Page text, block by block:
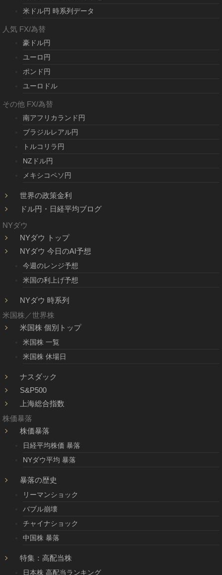
米ドル円 時系列データ
人気 FX/為替
豪ドル円
ユーロ円
ポンド円
ユーロドル
その他 FX/為替
南アフリカランド円
ブラジルレアル円
トルコリラ円
NZドル円
メキシコペソ円
世界の政策金利
ドル円・日経平均ブログ
NYダウ
NYダウ トップ
NYダウ 今日のAI予想
今週のレンジ予想
米国の利上げ予想
NYダウ 時系列
米国株／世界株
米国株 個別トップ
米国株 一覧
米国株 休場日
ナスダック
S&P500
上海総合指数
株価暴落
株価暴落
日経平均株価 暴落
NYダウ平均 暴落
暴落の歴史
リーマンショック
バブル崩壊
チャイナショック
中国株 暴落
特集：高配当株
日本株 高配当ランキング